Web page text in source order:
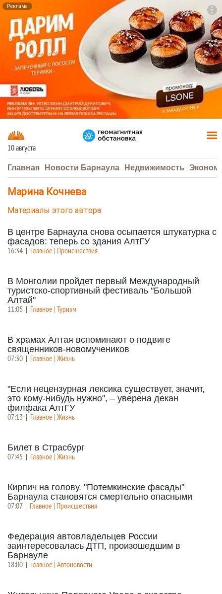
Реклама
10 августа
Главная Новости Барнаула Недвижимость
Марина Кочнева
Материалы этого автора:
В центре Барнаула снова осыпается штукатурка с
фасадов: теперь со здания АлтГУ
16:34 | Главное | Происшествия
В Монголии пройдет первый Международный
туристско-спортивный фестиваль "Большой
Алтай"
11:05 | Главное | Туризм
В храмах Алтая вспоминают о подвиге
священников-новомучеников
07:30 | Главное | Жизнь
"Если нецензурная лексика существует, значит,
это кому-нибудь нужно", – уверена декан
филфака АлтГУ
07:13 | Главное | Жизнь
Билет в Страсбург
07:45 | Главное | Жизнь
Кирпич на голову. "Потемкинские фасады"
Барнаула становятся смертельно опасными
07:07 | Главное | Происшествия
Федерация автовладельцев России
заинтересовалась ДТП, произошедшим в
Барнауле
18:00 | Главное | Автоновости